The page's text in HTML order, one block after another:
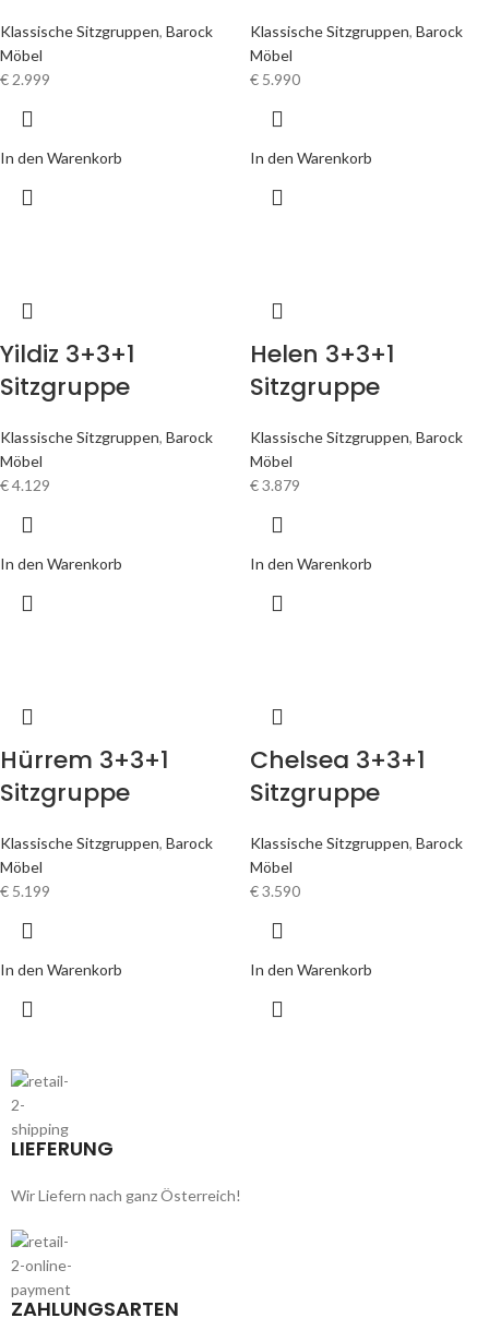
Klassische Sitzgruppen, Barock
Möbel
€2.999
In den Warenkorb
Klassische Sitzgruppen, Barock
Möbel
€ 5.990
In den Warenkorb
Yildiz 3+3+1
Sitzgruppe
Klassische Sitzgruppen, Barock
Möbel
€4.129
In den Warenkorb
Helen 3+3+1
Sitzgruppe
Klassische Sitzgruppen, Barock
Möbel
€3.879
In den Warenkorb
Hürrem 3+3+1
Sitzgruppe
Klassische Sitzgruppen, Barock
Möbel
€ 5.199
In den Warenkorb
Chelsea 3+3+1
Sitzgruppe
Klassische Sitzgruppen, Barock
Möbel
€3.590
In den Warenkorb
LIEFERUNG
Wir Liefern nach ganz Österreich!
ZAHLUNGSARTEN